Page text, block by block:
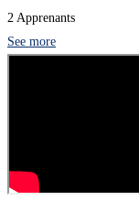
2 Apprenants
See more